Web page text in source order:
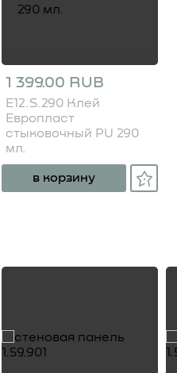
1 399.00 RUB
E12.S.290 Клей
Европласт
стыковочный PU 290
мл.
в корзину